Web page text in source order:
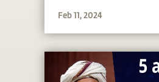
Feb 11, 2024